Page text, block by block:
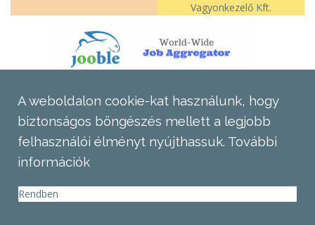
Vagyonkezelő Kft.
A weboldalon cookie-kat használunk, hogy
biztonságos böngészés mellett a legjobb
felhasználói élményt nyújthassuk. További
információk
Rendben